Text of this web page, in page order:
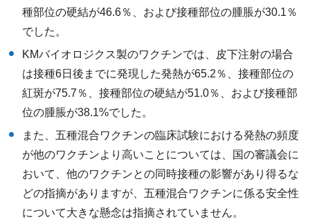
種部位の硬結が46.6％、および接種部位の腫脹が30.1％
でした。
KMバイオロジクス製のワクチンでは、皮下注射の場合
は接種6日後までに発現した発熱が65.2％、接種部位の
紅斑が75.7％、接種部位の硬結が51.0％、および接種部
位の腫脹が38.1%でした。
また、五種混合ワクチンの臨床試験における発熱の頻度
が他のワクチンより高いことについては、国の審議会に
おいて、他のワクチンとの同時接種の影響があり得るな
どの指摘がありますが、五種混合ワクチンに係る安全性
について大きな懸念は指摘されていません。